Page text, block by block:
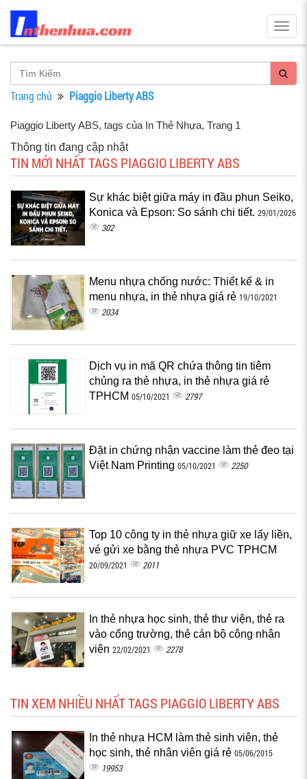
Trang chủ Piaggio Liberty ABS
Piaggio Liberty ABS, tags của In Thẻ Nhựa, Trang 1
Thông tin đang cập nhật
TIN MỚI NHẤT TAGS PIAGGIO LIBERTY ABS
Sự khác biệt giữa máy in đầu phun Seiko,
Konica và Epson: So sánh chi tiết. 29/01/2026
302
Menu nhựa chống nước: Thiết kế & in
menu nhựa, in thẻ nhựa giá rẻ 19/10/2021
2034
Dịch vụ in mã QR chứa thông tin tiêm
chủng ra thẻ nhựa, in thẻ nhựa giá rẻ
TPHCM 05/10/2021 2797
Đặt in chứng nhận vaccine làm thẻ đeo tại
Việt Nam Printing 05/10/2021 2250
Top 10 công ty in thẻ nhựa giữ xe lấy liền,
vé gửi xe bằng thẻ nhựa PVC TPHCM
20/09/2021 2011
In thẻ nhựa học sinh, thẻ thư viện, thẻ ra
vào cổng trường, thẻ cán bộ công nhân
viên 22/02/2021 2278
TIN XEM NHIỀU NHẤT TAGS PIAGGIO LIBERTY ABS
In thẻ nhựa HCM làm thẻ sinh viên, thẻ
học sinh, thẻ nhân viên giá rẻ 05/06/2015
19953